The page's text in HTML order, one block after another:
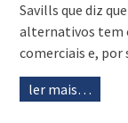
Savills que diz
alternativos tem
comerciais e, por
ler mais…